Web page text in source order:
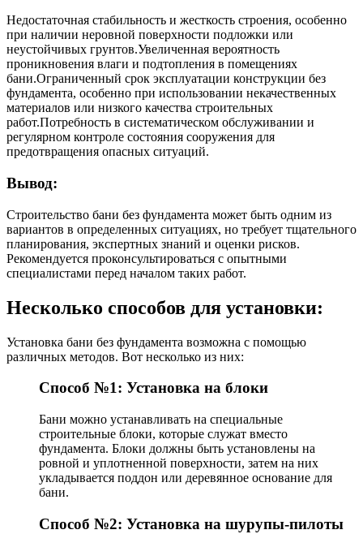
Недостаточная стабильность и жесткость строения, особенно
при наличии неровной поверхности подложки или
неустойчивых грунтов.Увеличенная вероятность
проникновения влаги и подтопления в помещениях
бани.Ограниченный срок эксплуатации конструкции без
фундамента, особенно при использовании некачественных
материалов или низкого качества строительных
работ.Потребность в систематическом обслуживании и
регулярном контроле состояния сооружения для
предотвращения опасных ситуаций.
Вывод:
Строительство бани без фундамента может быть одним из
вариантов в определенных ситуациях, но требует тщательного
планирования, экспертных знаний и оценки рисков.
Рекомендуется проконсультироваться с опытными
специалистами перед началом таких работ.
Несколько способов для установки:
Установка бани без фундамента возможна с помощью
различных методов. Вот несколько из них:
Способ №1: Установка на блоки
Бани можно устанавливать на специальные
строительные блоки, которые служат вместо
фундамента. Блоки должны быть установлены на
ровной и уплотненной поверхности, затем на них
укладывается поддон или деревянное основание для
бани.
Способ №2: Установка на шурупы-пилоты